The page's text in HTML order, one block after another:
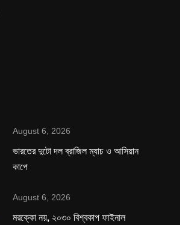
August 6, 2026
ভারতের দুটো দল ব্রাজিল ম্যাচ ও আসিয়ান
কাপে
August 6, 2026
মরক্কো নয়, ২০৩০ বিশ্বকাপ ফাইনাল